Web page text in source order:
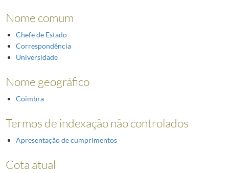
Nome comum
Chefe de Estado
Correspondência
Universidade
Nome geográfico
Coimbra
Termos de indexação não controlados
Apresentação de cumprimentos
Cota atual